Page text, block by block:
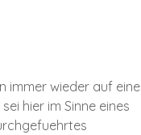
immer wieder auf eine
hier im Sinne eines